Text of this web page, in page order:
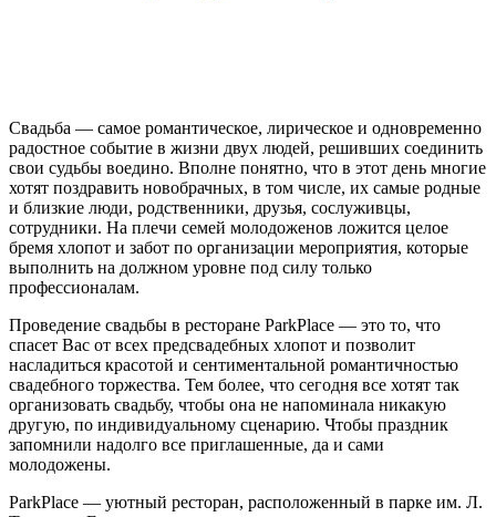
Свадьба — самое романтическое, лирическое и одновременно
радостное событие в жизни двух людей, решивших соединить
свои судьбы воедино. Вполне понятно, что в этот день многие
хотят поздравить новобрачных, в том числе, их самые родные
и близкие люди, родственники, друзья, сослуживцы,
сотрудники. На плечи семей молодоженов ложится целое
бремя хлопот и забот по организации мероприятия, которые
выполнить на должном уровне под силу только
профессионалам.
Проведение свадьбы в ресторане ParkPlace — это то, что
спасет Вас от всех предсвадебных хлопот и позволит
насладиться красотой и сентиментальной романтичностью
свадебного торжества. Тем более, что сегодня все хотят так
организовать свадьбу, чтобы она не напоминала никакую
другую, по индивидуальному сценарию. Чтобы праздник
запомнили надолго все приглашенные, да и сами
молодожены.
ParkPlace — уютный ресторан, расположенный в парке им. Л.